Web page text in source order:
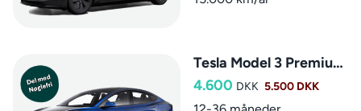
Tesla Model 3 Premium LR AWD
4.600 DKK 5.500 DKK